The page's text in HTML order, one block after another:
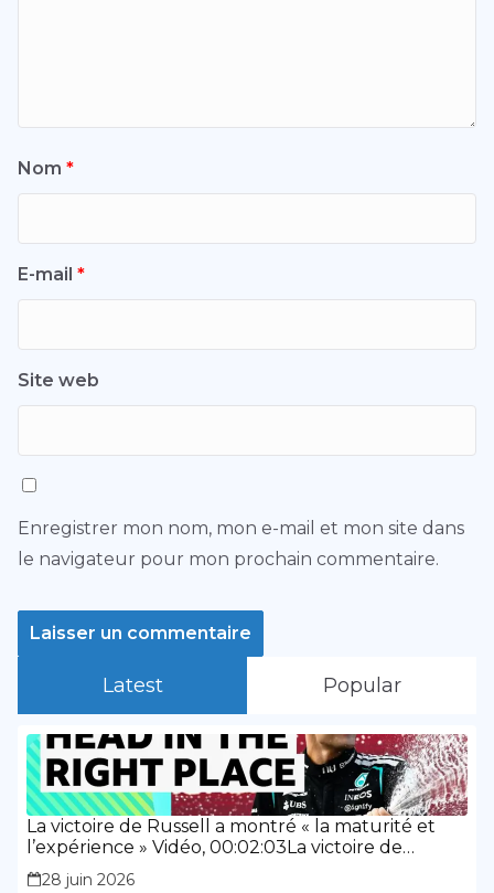
Nom *
E-mail *
Site web
Enregistrer mon nom, mon e-mail et mon site dans
le navigateur pour mon prochain commentaire.
Latest Popular
La victoire de Russell a montré « la maturité et
l’expérience » Vidéo, 00:02:03La victoire de
Russell a montré « la maturité et l’expérience »
28 juin 2026